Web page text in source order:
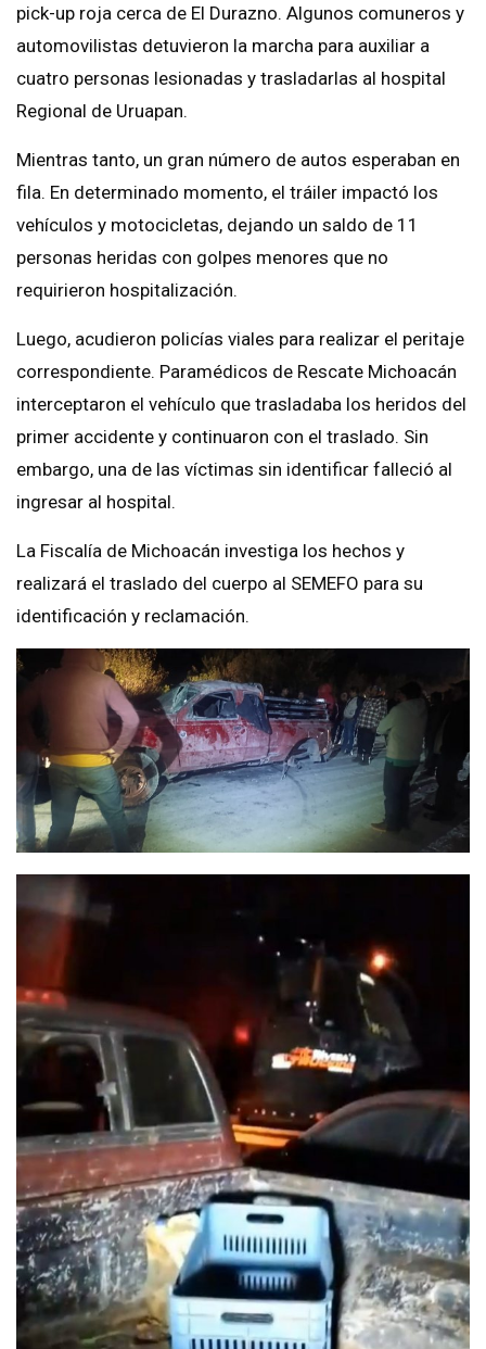
pick-up roja cerca de El Durazno. Algunos comuneros y
automovilistas detuvieron la marcha para auxiliar a
cuatro personas lesionadas y trasladarlas al hospital
Regional de Uruapan.
Mientras tanto, un gran número de autos esperaban en
fila. En determinado momento, el tráiler impactó los
vehículos y motocicletas, dejando un saldo de 11
personas heridas con golpes menores que no
requirieron hospitalización.
Luego, acudieron policías viales para realizar el peritaje
correspondiente. Paramédicos de Rescate Michoacán
interceptaron el vehículo que trasladaba los heridos del
primer accidente y continuaron con el traslado. Sin
embargo, una de las víctimas sin identificar falleció al
ingresar al hospital.
La Fiscalía de Michoacán investiga los hechos y
realizará el traslado del cuerpo al SEMEFO para su
identificación y reclamación.